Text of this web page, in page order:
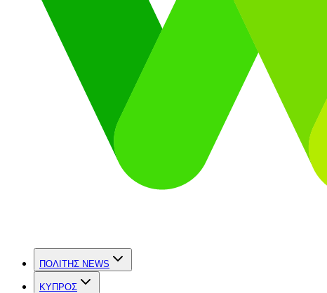
ΠΟΛΙΤΗΣ NEWS
ΚΥΠΡΟΣ